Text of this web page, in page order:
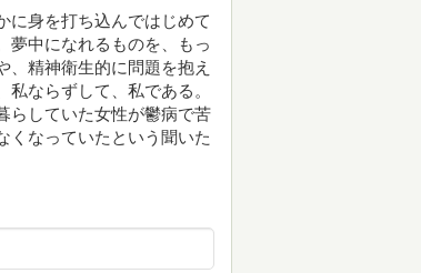
に身を打ち込んではじめて
夢中になれるものを、もっ
、精神衛生的に問題を抱え
ならずして、私である。
らしていた女性が鬱病で苦
くなっていたという聞いた